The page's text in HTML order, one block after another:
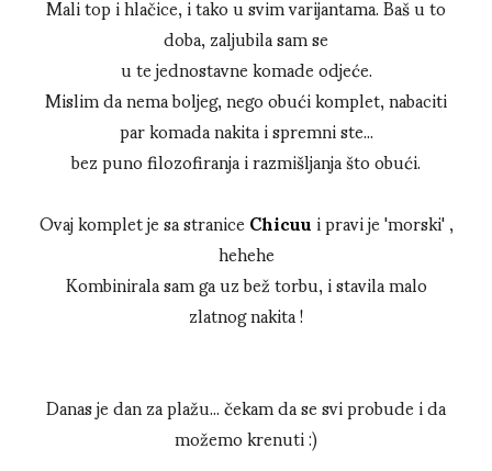
doba, zaljubila sam se
u te jednostavne komade odjeće.
Mislim da nema boljeg, nego obući komplet, nabaciti
par komada nakita i spremni ste...
bez puno filozofiranja i razmišljanja što obući.
Ovaj komplet je sa straniceChicuui pravi je 'morski' ,
hehehe
Kombinirala sam ga uz bež torbu, i stavila malo
zlatnog nakita !
Danas je dan za plažu... čekam da se svi probude i da
možemo krenuti :)